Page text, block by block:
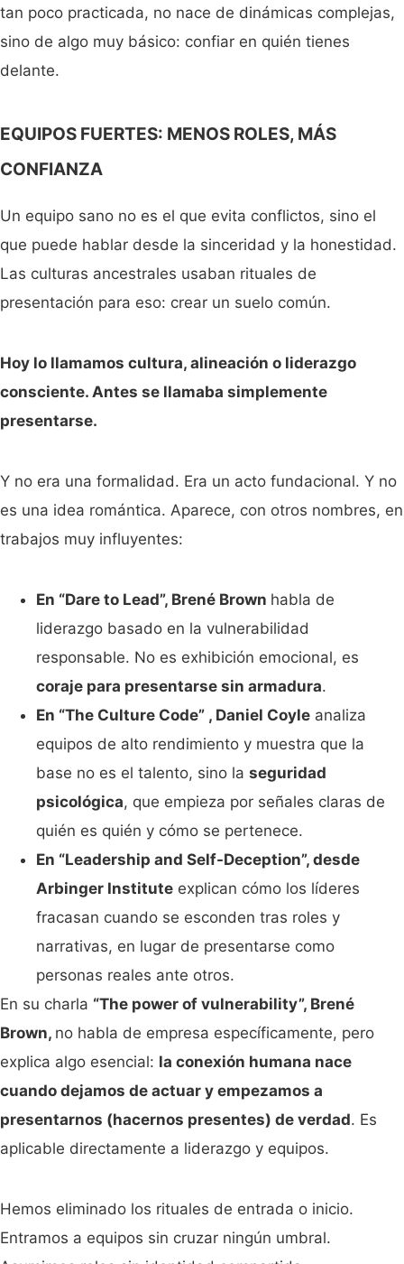
tan poco practicada, no nace de dinámicas complejas,
sino de algo muy básico: confiar en quién tienes
delante.
EQUIPOS FUERTES: MENOS ROLES, MÁS
CONFIANZA
Un equipo sano no es el que evita conflictos, sino el
que puede hablar desde la sinceridad y la honestidad.
Las culturas ancestrales usaban rituales de
presentación para eso: crear un suelo común.
Hoy lo llamamos cultura, alineación o liderazgo
consciente. Antes se llamaba simplemente
presentarse.
Y no era una formalidad. Era un acto fundacional. Y no
es una idea romántica. Aparece, con otros nombres, en
trabajos muy influyentes:
En “Dare to Lead”, Brené Brown habla de
liderazgo basado en la vulnerabilidad
responsable. No es exhibición emocional, es
coraje para presentarse sin armadura.
En “The Culture Code” , Daniel Coyle analiza
equipos de alto rendimiento y muestra que la
base no es el talento, sino la seguridad
psicológica, que empieza por señales claras de
quién es quién y cómo se pertenece.
En “Leadership and Self-Deception”, desde
Arbinger Institute explican cómo los líderes
fracasan cuando se esconden tras roles y
narrativas, en lugar de presentarse como
personas reales ante otros.
En su charla “The power of vulnerability”, Brené
Brown, no habla de empresa específicamente, pero
explica algo esencial: la conexión humana nace
cuando dejamos de actuar y empezamos a
presentarnos (hacernos presentes) de verdad. Es
aplicable directamente a liderazgo y equipos.
Hemos eliminado los rituales de entrada o inicio.
Entramos a equipos sin cruzar ningún umbral.